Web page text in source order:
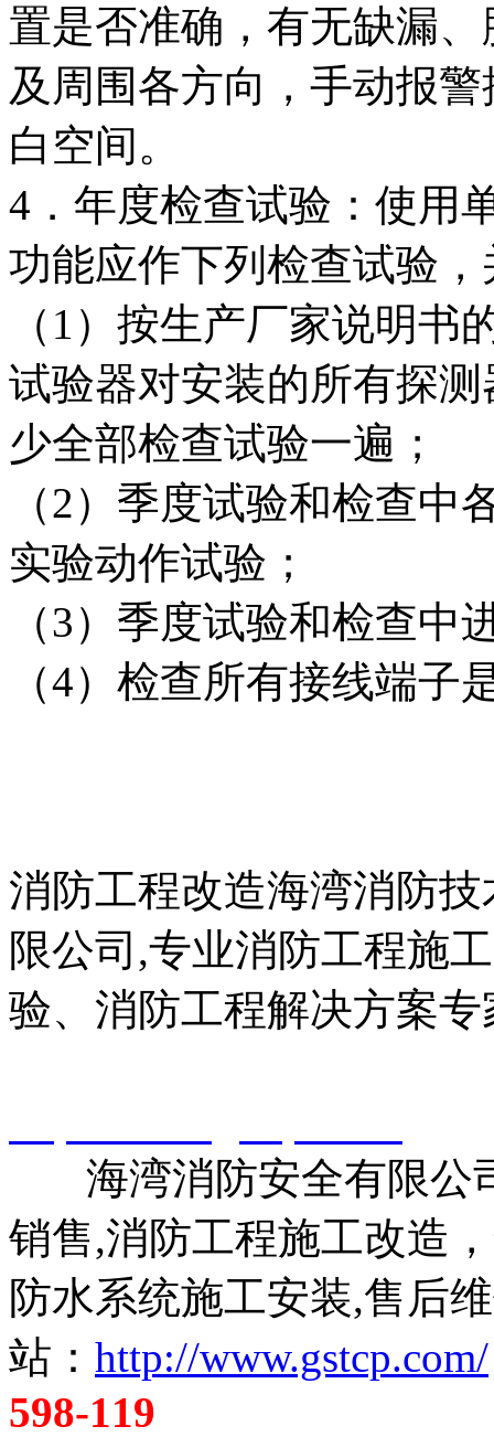
置是否准确，有无缺漏
及周围各方向，手动报
白空间。
4．年度检查试验：使用
功能应作下列检查试验
（1）按生产厂家说明
试验器对安装的所有探
少全部检查试验一遍；
（2）季度试验和检查
实验动作试验；
（3）季度试验和检查中
（4）检查所有接线端子
消防工程改造海湾消防
限公司,专业消防工程施
验、消防工程解决方案专
海湾消防安全有限公
销售,消防工程施工改造
防水系统施工安装,售后
站： http://www.gstcp.com/
598-119